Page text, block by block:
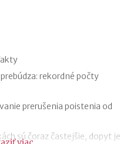
rekordné počty
prerušenia poistenia od
sú čoraz častejšie, dopyt je